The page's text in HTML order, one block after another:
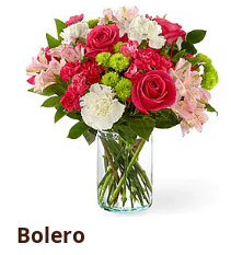
Bolero